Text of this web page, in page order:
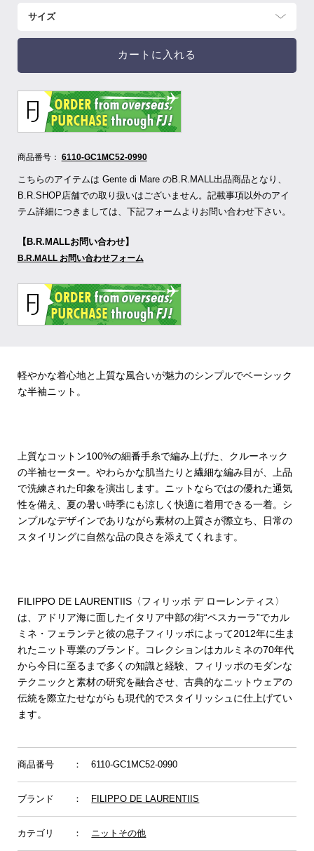
カートに入れる
商品番号： 6110-GC1MC52-0990
こちらのアイテムは Gente di Mare のB.R.MALL出品商品となり、
B.R.SHOP店舗での取り扱いはございません。記載事項以外のアイ
テム詳細につきましては、下記フォームよりお問い合わせ下さい。
【B.R.MALLお問い合わせ】
B.R.MALL お問い合わせフォーム
軽やかな着心地と上質な風合いが魅力のシンプルでベーシック
な半袖ニット。
上質なコットン100%の細番手糸で編み上げた、クルーネック
の半袖セーター。やわらかな肌当たりと繊細な編み目が、上品
で洗練された印象を演出します。ニットならではの優れた通気
性を備え、夏の暑い時季にも涼しく快適に着用できる一着。シ
ンプルなデザインでありながら素材の上質さが際立ち、日常の
スタイリングに自然な品の良さを添えてくれます。
FILIPPO DE LAURENTIIS〈フィリッポ デ ローレンティス〉
は、アドリア海に面したイタリア中部の街“ペスカーラ”でカル
ミネ・フェランテと彼の息子フィリッポによって2012年に生ま
れたニット専業のブランド。コレクションはカルミネの70年代
から今日に至るまで多くの知識と経験、フィリッポのモダンな
テクニックと素材の研究を融合させ、古典的なニットウェアの
伝統を際立たせながらも現代的でスタイリッシュに仕上げてい
ます。
商品番号 ： 6110-GC1MC52-0990
ブランド ： FILIPPO DE LAURENTIIS
カテゴリ ： ニットその他